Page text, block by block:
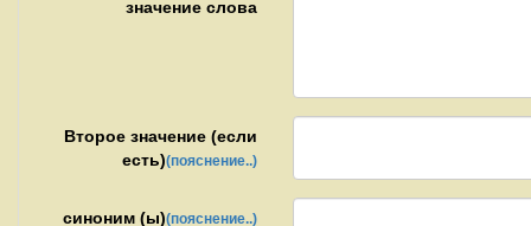
значение слова
Второе значение (если
есть)(пояснение..)
синоним (ы)(пояснение..)